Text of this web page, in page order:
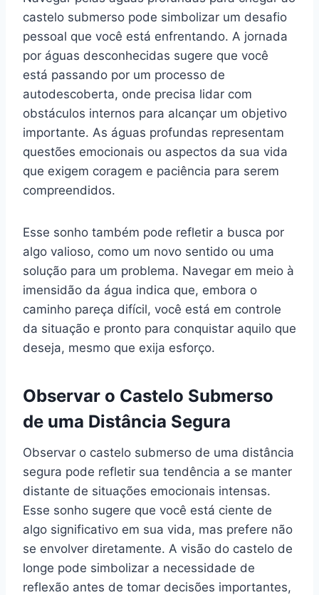
castelo submerso pode simbolizar um desafio
pessoal que você está enfrentando. A jornada
por águas desconhecidas sugere que você
está passando por um processo de
autodescoberta, onde precisa lidar com
obstáculos internos para alcançar um objetivo
importante. As águas profundas representam
questões emocionais ou aspectos da sua vida
que exigem coragem e paciência para serem
compreendidos.
Esse sonho também pode refletir a busca por
algo valioso, como um novo sentido ou uma
solução para um problema. Navegar em meio à
imensidão da água indica que, embora o
caminho pareça difícil, você está em controle
da situação e pronto para conquistar aquilo que
deseja, mesmo que exija esforço.
Observar o Castelo Submerso
de uma Distância Segura
Observar o castelo submerso de uma distância
segura pode refletir sua tendência a se manter
distante de situações emocionais intensas.
Esse sonho sugere que você está ciente de
algo significativo em sua vida, mas prefere não
se envolver diretamente. A visão do castelo de
longe pode simbolizar a necessidade de
reflexão antes de tomar decisões importantes,